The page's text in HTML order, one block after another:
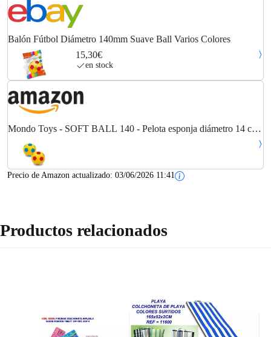
Balón Fútbol Diámetro 140mm Suave Ball Varios Colores
15,30€
en stock
Mondo Toys - SOFT BALL 140 - Pelota esponja diámetro 14 cm
Precio de Amazon actualizado: 03/06/2026 11:41
Productos relacionados